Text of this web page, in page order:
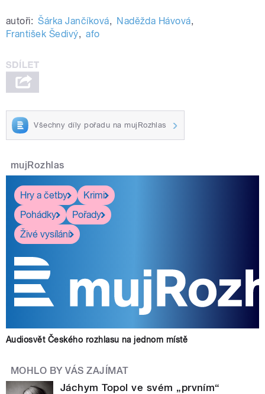
autoři: Šárka Jančíková, Naděžda Hávová,
František Šedivý, afo
Všechny díly pořadu na mujRozhlas
mujRozhlas
Hry a četby
Krimi
Pohádky
Pořady
Živé vysílání
Audiosvět Českého rozhlasu na jednom místě
MOHLO BY VÁS ZAJÍMAT
Jáchym Topol ve svém „prvním“